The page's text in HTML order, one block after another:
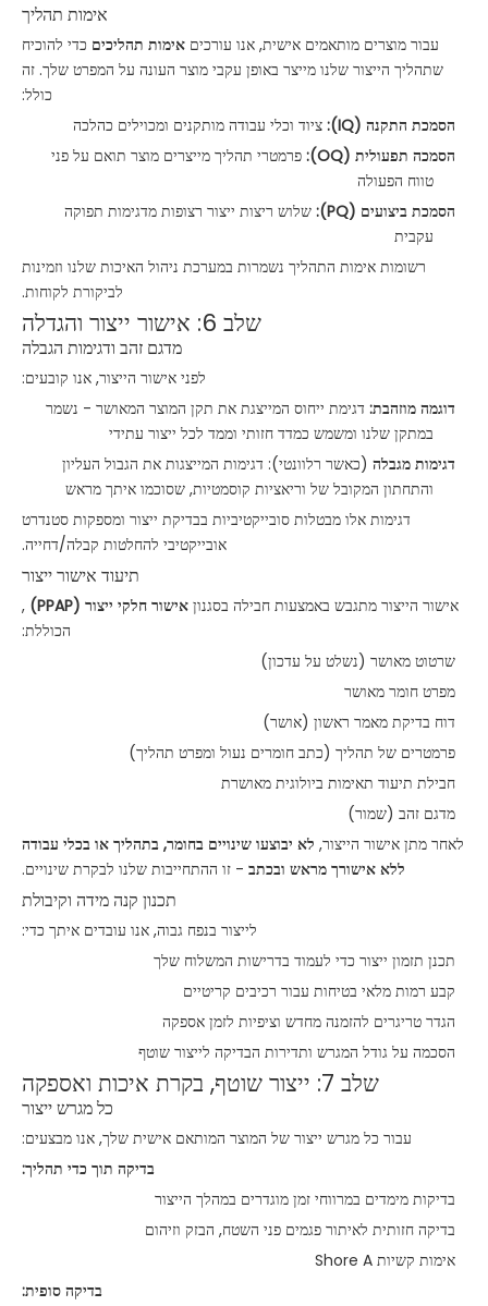
אימות תהליך
עבור מוצרים מותאמים אישית, אנו עורכים אימות תהליכים כדי להוכיח
שתהליך הייצור שלנו מייצר באופן עקבי מוצר העונה על המפרט שלך. זה
כולל:
הסמכת התקנה (IQ):
ציוד וכלי עבודה מותקנים ומכוילים כהלכה
הסמכה תפעולית (OQ):
פרמטרי תהליך מייצרים מוצר תואם על פני
טווח הפעולה
הסמכת ביצועים (PQ):
שלוש ריצות ייצור רצופות מדגימות תפוקה
עקבית
רשומות אימות התהליך נשמרות במערכת ניהול האיכות שלנו וזמינות
לביקורת לקוחות.
שלב 6: אישור ייצור והגדלה
מדגם זהב ודגימות הגבלה
לפני אישור הייצור, אנו קובעים:
דוגמה מוזהבת: דגימת ייחוס המייצגת את תקן המוצר המאושר - נשמר
במתקן שלנו ומשמש כמדד חזותי וממד לכל ייצור עתידי
דגימות מגבלה (כאשר רלוונטי): דגימות המייצגות את הגבול העליון
והתחתון המקובל של וריאציות קוסמטיות, שסוכמו איתך מראש
דגימות אלו מבטלות סובייקטיביות בבדיקת ייצור ומספקות סטנדרט
אובייקטיבי להחלטות קבלה/דחייה.
תיעוד אישור ייצור
אישור הייצור מתגבש באמצעות חבילה בסגנון אישור חלקי ייצור (PPAP)
,
הכוללת:
שרטוט מאושר (נשלט על עדכון)
מפרט חומר מאושר
דוח בדיקת מאמר ראשון (אושר)
פרמטרים של תהליך (כתב חומרים נעול ומפרט תהליך)
חבילת תיעוד תאימות ביולוגית מאושרת
מדגם זהב (שמור)
לאחר מתן אישור הייצור, לא יבוצעו שינויים בחומר, בתהליך או בכלי עבודה
ללא אישורך מראש ובכתב - זו ההתחייבות שלנו לבקרת שינויים.
תכנון קנה מידה וקיבולת
לייצור בנפח גבוה, אנו עובדים איתך כדי:
תכנן תזמון ייצור כדי לעמוד בדרישות המשלוח שלך
קבע רמות מלאי בטיחות עבור רכיבים קריטיים
הגדר טריגרים להזמנה מחדש וציפיות לזמן אספקה
הסכמה על גודל המגרש ותדירות הבדיקה לייצור שוטף
שלב 7: ייצור שוטף, בקרת איכות ואספקה
כל מגרש ייצור
עבור כל מגרש ייצור של המוצר המותאם אישית שלך, אנו מבצעים:
בדיקה תוך כדי תהליך:
בדיקות מימדים במרווחי זמן מוגדרים במהלך הייצור
בדיקה חזותית לאיתור פגמים פני השטח, הבזק וזיהום
אימות קשיות Shore A
בדיקה סופית: